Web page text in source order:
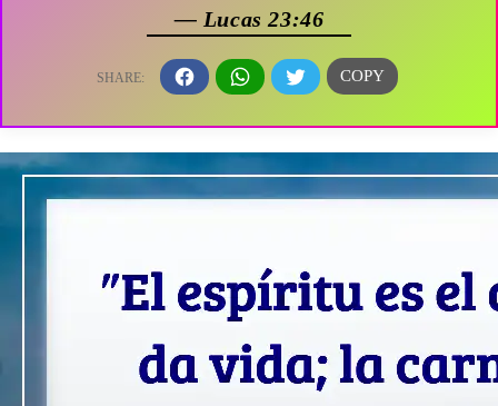
— Lucas 23:46